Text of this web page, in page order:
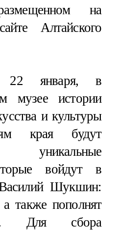
на
Алтайского
22 января, в
музее истории
и культуры
края будут
уникальные
войдут в
Шукшин:
также пополнят
Для сбора